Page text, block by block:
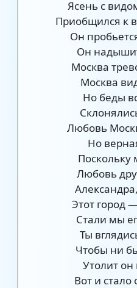
Ясень с
Приобщился к
Он
Он
Москва
Москва
Но беды
Любовь
Но
Поскольку
Любовь
Этот город
Стали мы
Ты
Чтобы ни
Утолит он
Вот и